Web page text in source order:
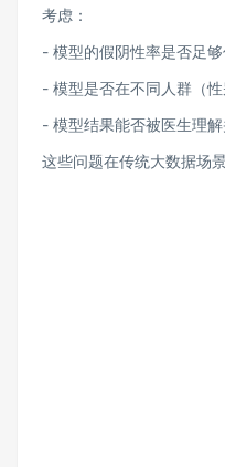
考虑：
- 模型的假阴性率是否足
- 模型是否在不同人群（
- 模型结果能否被医生理
这些问题在传统大数据场